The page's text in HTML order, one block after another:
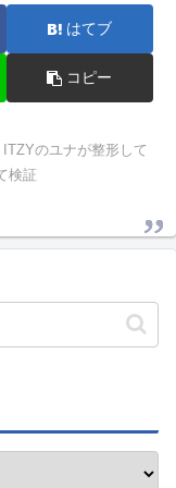
はてブ
コピー
ITZYのユナが整形して
検証